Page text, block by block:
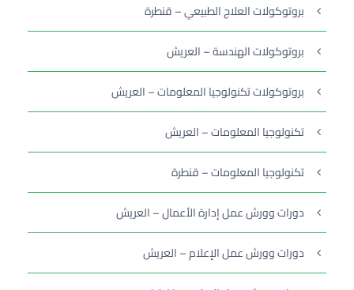
بروتوكولات العلاج الطبيعي – قنطرة
بروتوكولات الهندسة – العريش
بروتوكولات تكنولوجيا المعلومات – العريش
تكنولوجيا المعلومات – العريش
تكنولوجيا المعلومات – قنطرة
دورات وورش عمل إدارة الأعمال – العريش
دورات وورش عمل الإعلام – العريش